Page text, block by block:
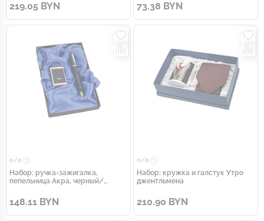
219.05 BYN 73.38 BYN
0/0
Набор: ручка-зажигалка,
пепельница Акра, черный/
148.11 BYN
0/0
Набор: кружка и галстук Утро
джентльмена
210.90 BYN